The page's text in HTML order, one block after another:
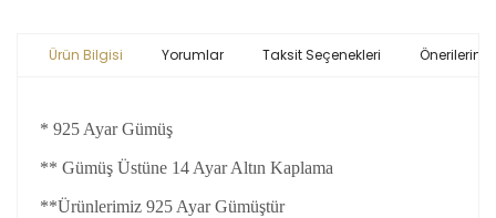
Ürün Bilgisi Yorumlar Taksit Seçenekleri Önerileriniz
* 925 Ayar Gümüş
** Gümüş Üstüne 14 Ayar Altın Kaplama
**Ürünlerimiz 925 Ayar Gümüştür